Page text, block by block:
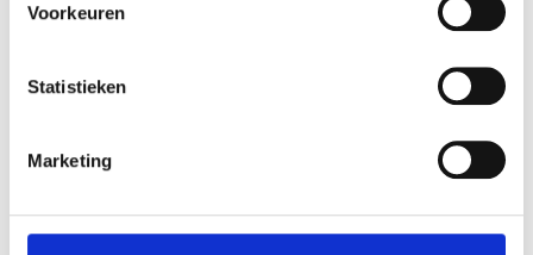
Voorkeuren
Statistieken
Marketing